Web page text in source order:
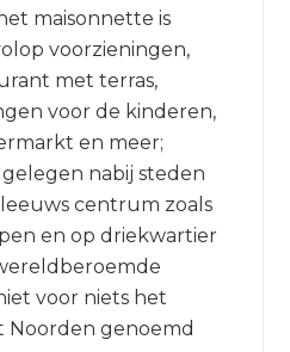
maisonnette is
voorzieningen,
met terras,
voor de kinderen,
en meer;
nabij steden
centrum zoals
en op driekwartier
voor niets het
Noorden genoemd